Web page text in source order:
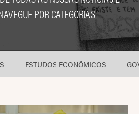
POR CATEGORIAS
ESTUDOS ECONÔMICOS